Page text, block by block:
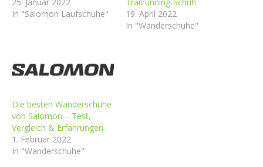
In "Salomon Laufschuhe"
19. April 2022
In "Wanderschuhe"
Die besten Wanderschuhe
von Salomon – Test,
Vergleich & Erfahrungen
1. Februar 2022
In "Wanderschuhe"